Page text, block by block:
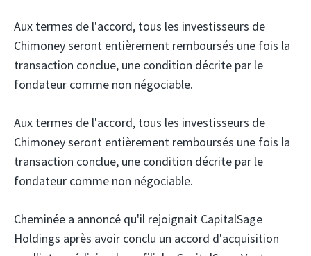
Aux termes de l'accord, tous les investisseurs de
Chimoney seront entièrement remboursés une fois la
transaction conclue, une condition décrite par le
fondateur comme non négociable.
Aux termes de l'accord, tous les investisseurs de
Chimoney seront entièrement remboursés une fois la
transaction conclue, une condition décrite par le
fondateur comme non négociable.
Cheminée a annoncé qu'il rejoignait CapitalSage
Holdings après avoir conclu un accord d'acquisition